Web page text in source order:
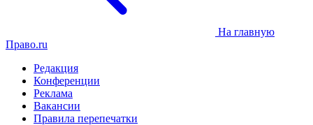
На главную
Право.ru
Редакция
Конференции
Реклама
Вакансии
Правила перепечатки